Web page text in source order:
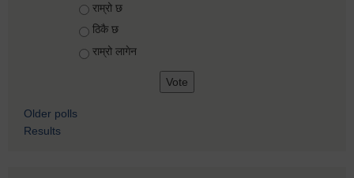
Choices
राम्रो छ
ठिकै छ
राम्रो लागेन
Older polls
Results